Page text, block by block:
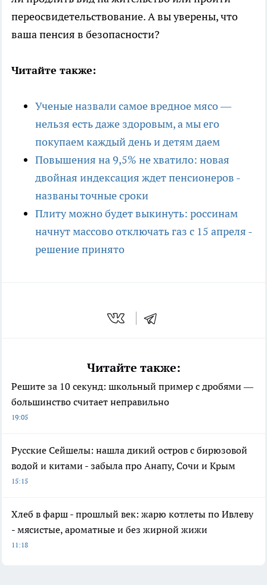
переосвидетельствование. А вы уверены, что
ваша пенсия в безопасности?
Читайте также:
Ученые назвали самое вредное мясо —
нельзя есть даже здоровым, а мы его
покупаем каждый день и детям даем
Повышения на 9,5% не хватило: новая
двойная индексация ждет пенсионеров -
названы точные сроки
Плиту можно будет выкинуть: россинам
начнут массово отключать газ с 15 апреля -
решение принято
Читайте также:
Решите за 10 секунд: школьный пример с дробями —
большинство считает неправильно
19:05
Русские Сейшелы: нашла дикий остров с бирюзовой
водой и китами - забыла про Анапу, Сочи и Крым
15:15
Хлеб в фарш - прошлый век: жарю котлеты по Ивлеву
- мясистые, ароматные и без жирной жижи
11:18